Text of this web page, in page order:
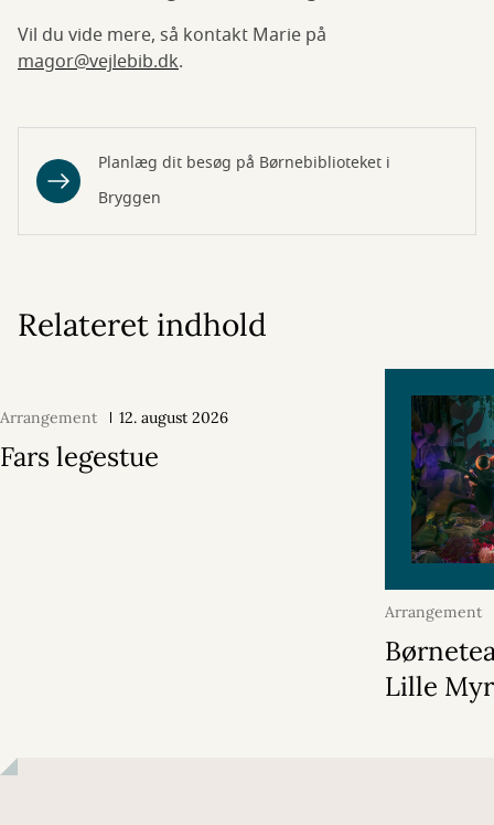
Vil du vide mere, så kontakt Marie på
magor@vejlebib.dk.
Planlæg dit besøg på Børnebiblioteket i
Bryggen
Relateret indhold
Arrangement 12. august 2026
Fars legestue
Arrangement
2026
Lille Myr